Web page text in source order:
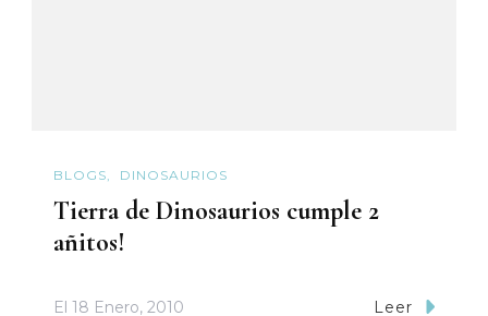
BLOGS DINOSAURIOS
Tierra de Dinosaurios cumple 2
añitos!
El 18 Enero, 2010 Leer